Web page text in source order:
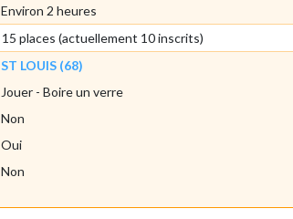
Environ 2 heures
15 places (actuellement 10 inscrits)
ST LOUIS (68)
Jouer - Boire un verre
Non
Oui
Non